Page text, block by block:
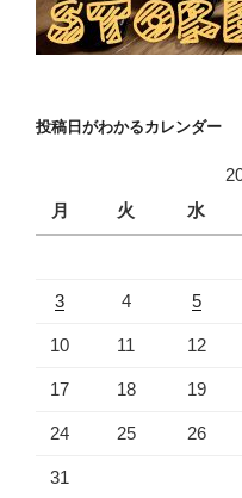
投稿日がわかるカレンダー
月
火 水
3 4 5
10 11 12
17 18 19
24 25 26
31